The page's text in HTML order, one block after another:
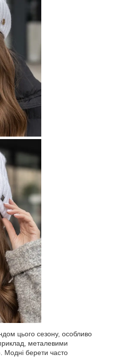
цього сезону, особливо
металевими
берети часто